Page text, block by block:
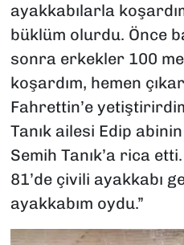
ayakkabılarla
büklüm olurdu. Önce
sonra erkekler 100
koşardım, hemen
Fahrettin’e
Tanık ailesi Edip
Semih Tanık’a rica
81’de çivili ayakkabı
ayakkabım oydu.”